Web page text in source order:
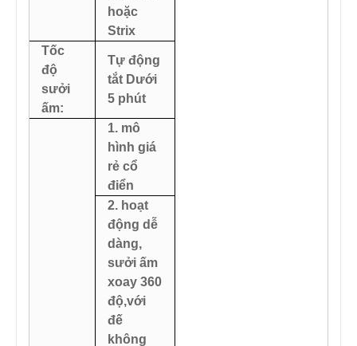
hoặc
Strix
Tốc
độ
sưởi
ấm:
Tự động
tắt Dưới
5 phút
1. mô
hình giá
rẻ cổ
điển
2. hoạt
động dễ
dàng,
sưởi ấm
xoay 360
độ,với
đế
không